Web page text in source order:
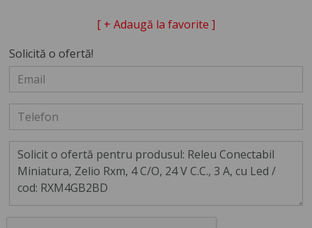
[ + Adaugă la favorite ]
Solicită o ofertă!